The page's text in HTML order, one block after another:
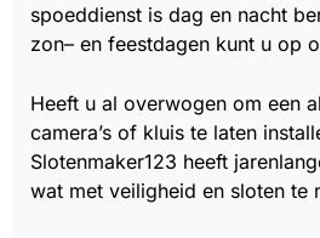
spoeddienst is dag en nacht
zon– en feestdagen kunt u op
Heeft u al overwogen om een
camera’s of kluis te laten
Slotenmaker123 heeft
wat met veiligheid en sloten te